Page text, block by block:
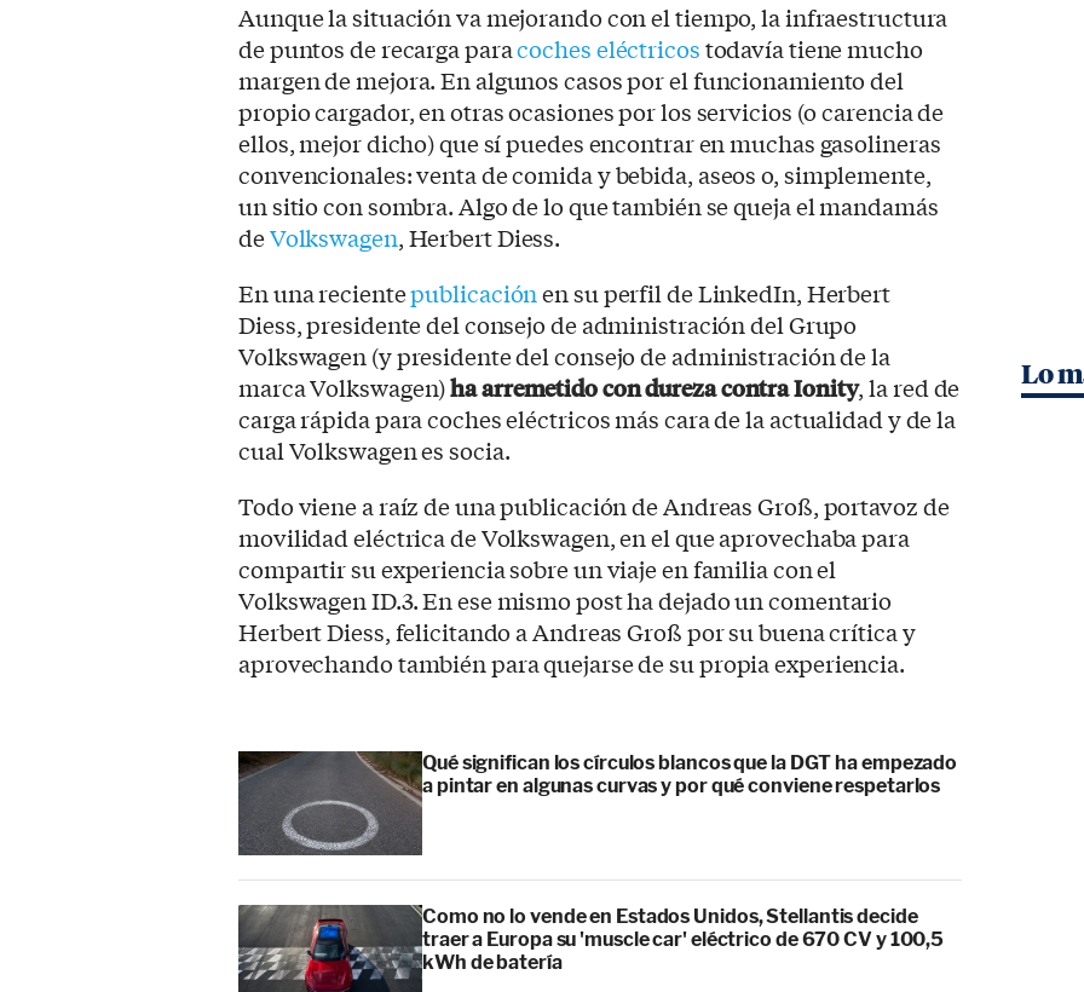
Aunque la situación va mejorando con el tiempo, la infraestructura
de puntos de recarga paracoches eléctricostodavía tiene mucho
margen de mejora. En algunos casos por el funcionamiento del
propio cargador, en otras ocasiones por los servicios (o carencia de
ellos, mejor dicho) que sí puedes encontrar en muchas gasolineras
convencionales: venta de comida y bebida, aseos o, simplemente,
un sitio con sombra. Algo de lo que también se queja el mandamás
deVolkswagen, Herbert Diess.
En una recientepublicaciónen su perfil de LinkedIn, Herbert
Diess, presidente del consejo de administración del Grupo
Volkswagen (y presidente del consejo de administración de la
marca Volkswagen)ha arremetido con dureza contra Ionity, la red de
carga rápida para coches eléctricos más cara de la actualidad y de la
cual Volkswagen es socia.
Todo viene a raíz de una publicación de Andreas Groß, portavoz de
movilidad eléctrica de Volkswagen, en el que aprovechaba para
compartir su experiencia sobre un viaje en familia con el
Volkswagen ID.3. En ese mismo post ha dejado un comentario
Herbert Diess, felicitando a Andreas Groß por su buena crítica y
aprovechando también para quejarse de su propia experiencia.
Qué significan los círculos blancos que la DGT ha empezado
a pintar en algunas curvas y por qué conviene respetarlos
Como no lo vende en Estados Unidos, Stellantis decide
traer a Europa su 'muscle car' eléctrico de 670 CV y 100,5
kWh de batería
Lo